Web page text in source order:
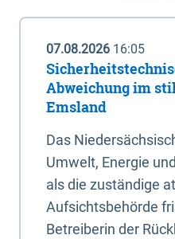
07.08.2026 16:05
Abweichung im
Emsland
Das
Umwelt, Energie
als die zuständige
Aufsichtsbehörde
Betreiberin der